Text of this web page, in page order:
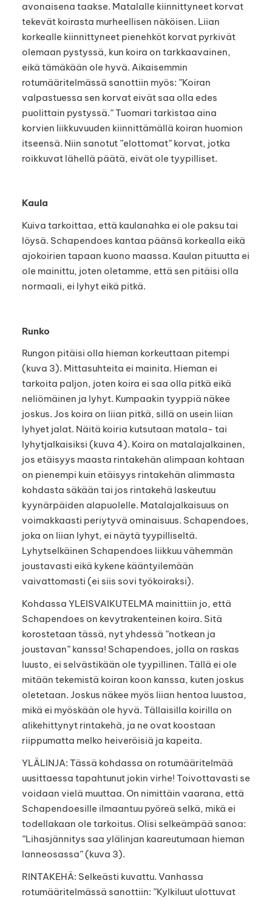
avonaisena taakse. Matalalle kiinnittyneet korvat
tekevät koirasta murheellisen näköisen. Liian
korkealle kiinnittyneet pienehköt korvat pyrkivät
olemaan pystyssä, kun koira on tarkkaavainen,
eikä tämäkään ole hyvä. Aikaisemmin
rotumääritelmässä sanottiin myös: ”Koiran
valpastuessa sen korvat eivät saa olla edes
puolittain pystyssä.” Tuomari tarkistaa aina
korvien liikkuvuuden kiinnittämällä koiran huomion
itseensä. Niin sanotut ”elottomat” korvat, jotka
roikkuvat lähellä päätä, eivät ole tyypilliset.
Kaula
Kuiva tarkoittaa, että kaulanahka ei ole paksu tai
löysä. Schapendoes kantaa päänsä korkealla eikä
ajokoirien tapaan kuono maassa. Kaulan pituutta ei
ole mainittu, joten oletamme, että sen pitäisi olla
normaali, ei lyhyt eikä pitkä.
Runko
Rungon pitäisi olla hieman korkeuttaan pitempi
(kuva 3). Mittasuhteita ei mainita. Hieman ei
tarkoita paljon, joten koira ei saa olla pitkä eikä
neliömäinen ja lyhyt. Kumpaakin tyyppiä näkee
joskus. Jos koira on liian pitkä, sillä on usein liian
lyhyet jalat. Näitä koiria kutsutaan matala- tai
lyhytjalkaisiksi (kuva 4). Koira on matalajalkainen,
jos etäisyys maasta rintakehän alimpaan kohtaan
on pienempi kuin etäisyys rintakehän alimmasta
kohdasta säkään tai jos rintakehä laskeutuu
kyynärpäiden alapuolelle. Matalajalkaisuus on
voimakkaasti periytyvä ominaisuus. Schapendoes,
joka on liian lyhyt, ei näytä tyypilliseltä.
Lyhytselkäinen Schapendoes liikkuu vähemmän
joustavasti eikä kykene kääntyilemään
vaivattomasti (ei siis sovi työkoiraksi).
Kohdassa YLEISVAIKUTELMA mainittiin jo, että
Schapendoes on kevytrakenteinen koira. Sitä
korostetaan tässä, nyt yhdessä ”notkean ja
joustavan” kanssa! Schapendoes, jolla on raskas
luusto, ei selvästikään ole tyypillinen. Tällä ei ole
mitään tekemistä koiran koon kanssa, kuten joskus
oletetaan. Joskus näkee myös liian hentoa luustoa,
mikä ei myöskään ole hyvä. Tällaisilla koirilla on
alikehittynyt rintakehä, ja ne ovat koostaan
riippumatta melko heiveröisiä ja kapeita.
YLÄLINJA: Tässä kohdassa on rotumääritelmää
uusittaessa tapahtunut jokin virhe! Toivottavasti se
voidaan vielä muuttaa. On nimittäin vaarana, että
Schapendoesille ilmaantuu pyöreä selkä, mikä ei
todellakaan ole tarkoitus. Olisi selkeämpää sanoa:
”Lihasjännitys saa ylälinjan kaareutumaan hieman
lanneosassa” (kuva 3).
RINTAKEHÄ: Selkeästi kuvattu. Vanhassa
rotumääritelmässä sanottiin: ”Kylkiluut ulottuvat